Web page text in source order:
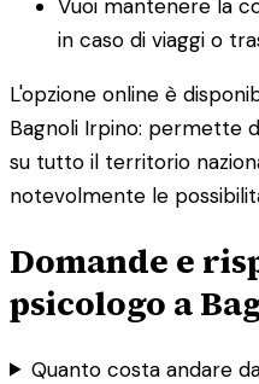
Vuoi mantenere la
in caso di viaggi o
L'opzione online è
Bagnoli Irpino: permette
su tutto il territorio
notevolmente le
Domande e
psicologo a
Quanto costa andare